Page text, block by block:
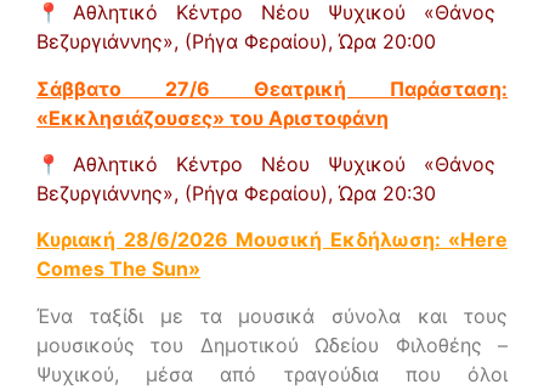
📍 Αθλητικό Κέντρο Νέου Ψυχικού «Θάνος
Βεζυργιάννης», (Ρήγα Φεραίου),Ώρα 20:00
Σάββατο 27/6 Θεατρική Παράσταση:
«Εκκλησιάζουσες» του Αριστοφάνη
📍 Αθλητικό Κέντρο Νέου Ψυχικού «Θάνος
Βεζυργιάννης», (Ρήγα Φεραίου),Ώρα 20:30
Κυριακή 28/6/2026 Μουσική Εκδήλωση: «Here
Comes The Sun»
Ένα ταξίδι με τα μουσικά σύνολα και τους
μουσικούς του Δημοτικού Ωδείου Φιλοθέης –
Ψυχικού, μέσα από τραγούδια που όλοι